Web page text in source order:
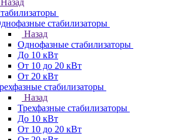
Назад
стабилизаторы
Назад
Однофазные стабилизаторы
До 10 кВт
От 10 до 20 кВт
От 20 кВт
стабилизаторы
Назад
Трехфазные стабилизаторы
До 10 кВт
От 10 до 20 кВт